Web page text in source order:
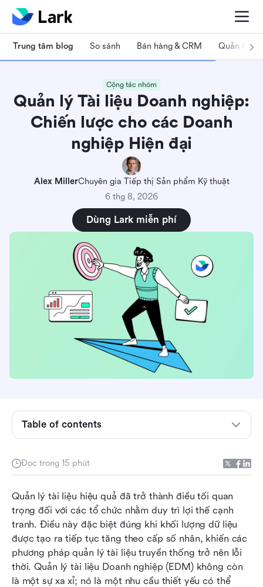
Trung tâm blog So sánh Bán hàng & CRM Quản lý dự
Cộng tác nhóm
Quản lý Tài liệu Doanh nghiệp:
Chiến lược cho các Doanh
nghiệp Hiện đại
Alex MillerChuyên gia Tiếp thị Sản phẩm Kỹ thuật
6 thg 8, 2026
Dùng Lark miễn phí
Đọc trong 15 phút
Quản lý tài liệu hiệu quả đã trở thành điều tối quan
trọng đối với các tổ chức nhằm duy trì lợi thế cạnh
tranh. Điều này đặc biệt đúng khi khối lượng dữ liệu
được tạo ra tiếp tục tăng theo cấp số nhân, khiến các
phương pháp quản lý tài liệu truyền thống trở nên lỗi
thời. Quản lý tài liệu Doanh nghiệp (EDM) không còn
là một sự xa xỉ; nó là một nhu cầu thiết yếu có thể
Table of contents
Phát huy lợi ích của quản lý tài liệu Enterprise
chốt để thành công
Chọn hệ thống quản lý tài liệu Enterprise phù
hợp: Đưa ra quyết định sáng suốt
Triển khai quản lý tài liệu Enterprise với Lark
Chiến lược vượt qua những thách thức phổ biến